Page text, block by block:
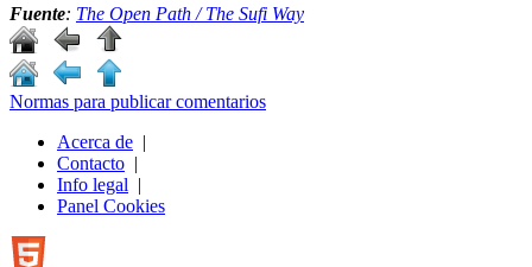
Fuente: The Open Path / The Sufi Way
Normas para publicar comentarios
Acerca de |
Contacto |
Info legal |
Panel Cookies